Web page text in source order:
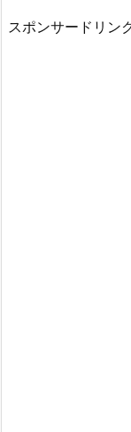
スポンサードリン